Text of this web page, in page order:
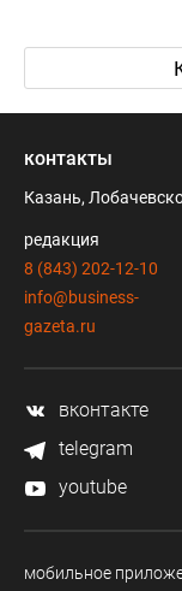
контакты
Казань,
редакция
8 (843) 202-12-10
info@business-
gazeta.ru
вконтакте
telegram
youtube
мобильное